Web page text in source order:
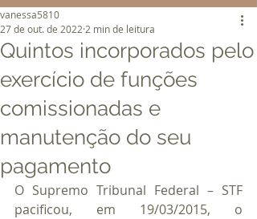
Quintos incorporados pelo
exercício de funções
comissionadas e
manutenção do seu
pagamento
vanessa5810
27 de out. de 2022 2 min de leitura
O Supremo Tribunal Federal – STF
pacificou, em 19/03/2015, o